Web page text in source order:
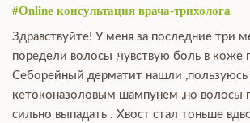
#Online консультация врача-трихолога
Здравствуйте! У меня за последние три
поредели волосы ,чувствую боль в коже
Себорейный дерматит нашли
кетоконазоловым шампунем ,но волосы
сильно выпадать . Хвост стал тоньше